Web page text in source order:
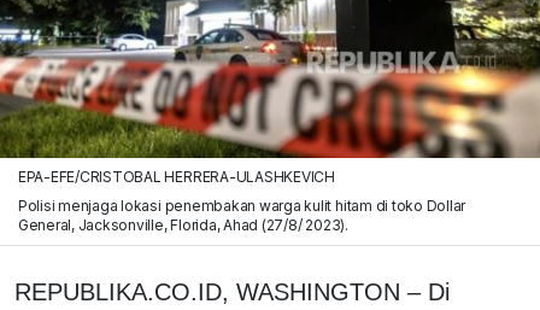
EPA-EFE/CRISTOBAL HERRERA-ULASHKEVICH
Polisi menjaga lokasi penembakan warga kulit hitam di toko Dollar
General, Jacksonville, Florida, Ahad (27/8/ 2023).
REPUBLIKA.CO.ID, WASHINGTON – Di